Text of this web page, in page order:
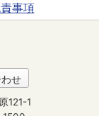
事項
せ
121-1